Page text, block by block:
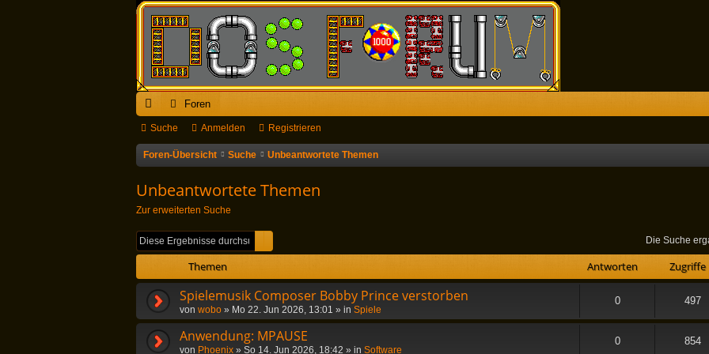
ch
ne
Foren
Suche Anmelden Registrieren
Foren-Übersicht Suche Unbeantwortete Themen
Unbeantwortete Themen
Zur erweiterten Suche
Die Suche
Themen Antworten Zugriffe
Spielemusik Composer Bobby Prince verstorben
von wobo » Mo 22. Jun 2026, 13:01 » in Spiele
0 497
Anwendung: MPAUSE
von Phoenix » So 14. Jun 2026, 18:42 » in Software
0 854